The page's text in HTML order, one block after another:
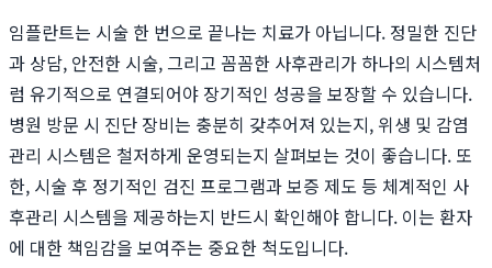
임플란트는 시술 한 번으로 끝나는 치료가 아닙니다. 정밀한 진단
과 상담, 안전한 시술, 그리고 꼼꼼한 사후관리가 하나의 시스템처
럼 유기적으로 연결되어야 장기적인 성공을 보장할 수 있습니다.
병원 방문 시 진단 장비는 충분히 갖추어져 있는지, 위생 및 감염
관리 시스템은 철저하게 운영되는지 살펴보는 것이 좋습니다. 또
한, 시술 후 정기적인 검진 프로그램과 보증 제도 등 체계적인 사
후관리 시스템을 제공하는지 반드시 확인해야 합니다. 이는 환자
에 대한 책임감을 보여주는 중요한 척도입니다.